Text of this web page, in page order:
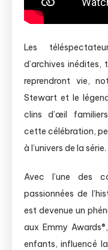
Les
d’archives
reprendront vie,
Stewart et le
clins d’œil
cette célébration,
à l’univers de la série.
Avec l’une des
passionnées de
est devenue un
aux Emmy
enfants, influencé